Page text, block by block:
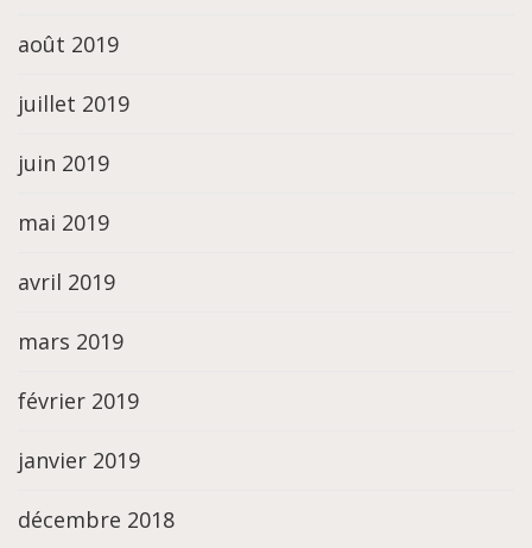
août 2019
juillet 2019
juin 2019
mai 2019
avril 2019
mars 2019
février 2019
janvier 2019
décembre 2018